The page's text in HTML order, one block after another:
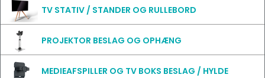
TV STATIV / STANDER OG RULLEBORD
PROJEKTOR BESLAG OG OPHÆNG
MEDIEAFSPILLER OG TV BOKS BESLAG / HYLDE